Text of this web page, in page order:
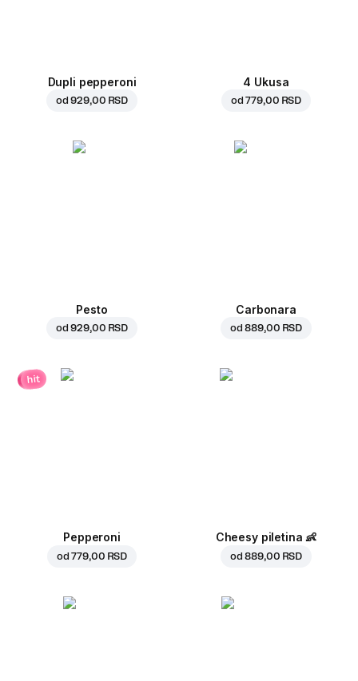
Dupli pepperoni
od929,00 RSD
4 Ukusa
od779,00 RSD
Pesto
od929,00 RSD
Carbonara
od889,00 RSD
hit
Pepperoni
od779,00 RSD
Cheesy piletina 👶
od889,00 RSD